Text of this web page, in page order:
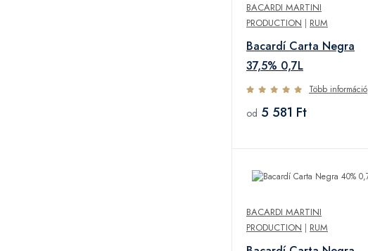
BACARDI MARTINI
PRODUCTION | RUM
Bacardí Carta Negra
37,5% 0,7L
Több információ
od 5 581 Ft
BACARDI MARTINI
PRODUCTION | RUM